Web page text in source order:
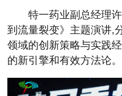
特一药业副 总经理
到流量裂变》主题演讲,
领域的创新策略与实践
的新引擎和有效方法论。